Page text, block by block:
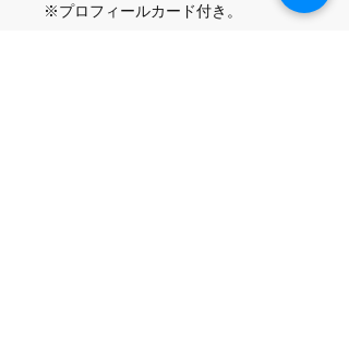
※プロフィールカード付き。